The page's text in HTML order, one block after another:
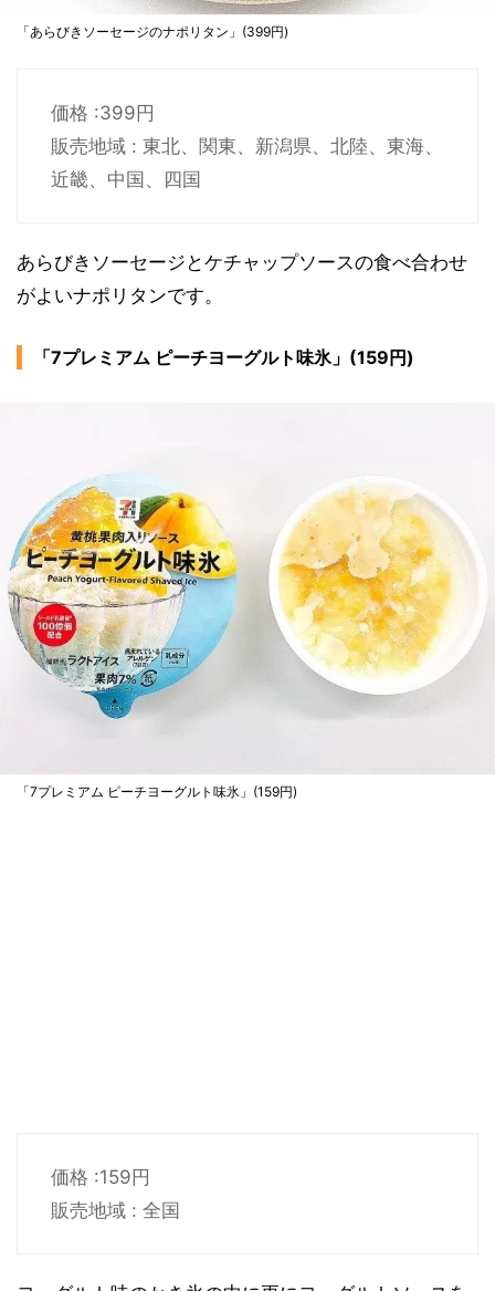
「あらびきソーセージのナポリタン」(399円)
価格 :399円
販売地域 : 東北、関東、新潟県、北陸、東海、
近畿、中国、四国
あらびきソーセージとケチャップソースの食べ合わせ
がよいナポリタンです。
「7プレミアム ピーチヨーグルト味氷」(159円)
「7プレミアム ピーチヨーグルト味氷」(159円)
価格 :159円
販売地域 : 全国